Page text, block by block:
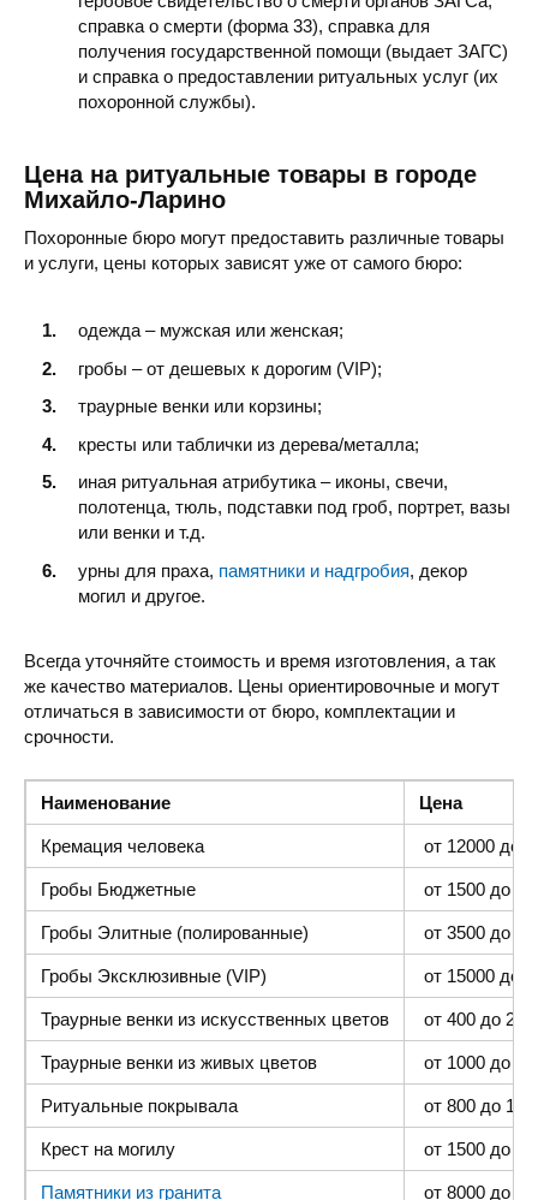
справка о смерти (форма 33), справка для
получения государственной помощи (выдает ЗАГС)
и справка о предоставлении ритуальных услуг (их
похоронной службы).
Цена на ритуальные товары в городе
Михайло-Ларино
Похоронные бюро могут предоставить различные товары
и услуги, цены которых зависят уже от самого бюро:
одежда – мужская или женская;
гробы – от дешевых к дорогим (VIP);
траурные венки или корзины;
кресты или таблички из дерева/металла;
иная ритуальная атрибутика – иконы, свечи,
полотенца, тюль, подставки под гроб, портрет, вазы
или венки и т.д.
урны для праха, памятники и надгробия, декор
могил и другое.
Всегда уточняйте стоимость и время изготовления, а так
же качество материалов. Цены ориентировочные и могут
отличаться в зависимости от бюро, комплектации и
срочности.
Наименование Цена
Кремация человека от 12000 до
Гробы Бюджетные от 1500 до
Гробы Элитные (полированные) от 3500 до
Гробы Эксклюзивные (VIP) от 15000 до
Траурные венки из искусственных цветов от 400 до
Траурные венки из живых цветов от 1000 до
Ритуальные покрывала от 800 до
Крест на могилу от 1500 до
Памятники из гранита от 8000 до 25